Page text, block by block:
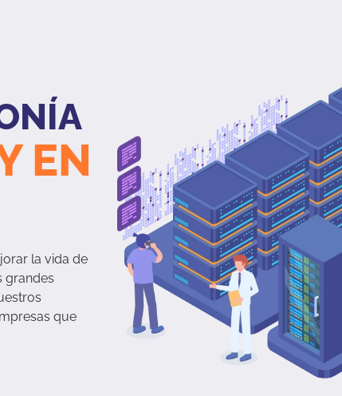
EN
la vida de
grandes
que